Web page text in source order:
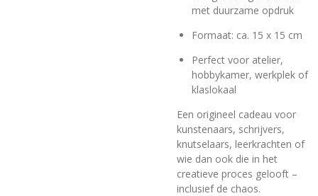
met duurzame opdruk
Formaat: ca. 15 x 15 cm
Perfect voor atelier,
hobbykamer, werkplek of
klaslokaal
Een origineel cadeau voor
kunstenaars, schrijvers,
knutselaars, leerkrachten of
wie dan ook die in het
creatieve proces gelooft –
inclusief de chaos.